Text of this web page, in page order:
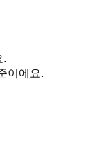
.
이에요.